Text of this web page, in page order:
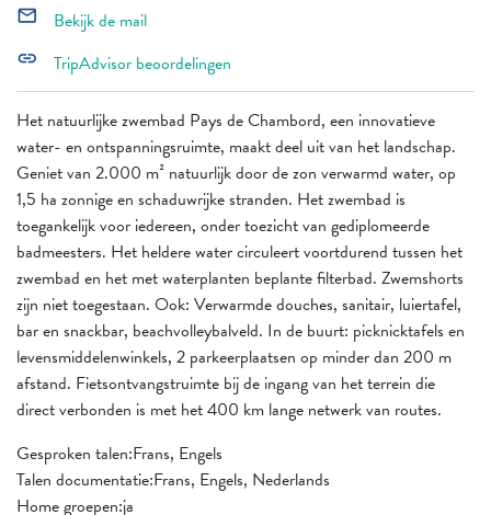
Het natuurlijke zwembad Pays de Chambord, een innovatieve
water- en ontspanningsruimte, maakt deel uit van het landschap.
Geniet van 2.000 m² natuurlijk door de zon verwarmd water, op
1,5 ha zonnige en schaduwrijke stranden. Het zwembad is
toegankelijk voor iedereen, onder toezicht van gediplomeerde
badmeesters. Het heldere water circuleert voortdurend tussen het
zwembad en het met waterplanten beplante filterbad. Zwemshorts
zijn niet toegestaan. Ook: Verwarmde douches, sanitair, luiertafel,
bar en snackbar, beachvolleybalveld. In de buurt: picknicktafels en
levensmiddelenwinkels, 2 parkeerplaatsen op minder dan 200 m
afstand. Fietsontvangstruimte bij de ingang van het terrein die
direct verbonden is met het 400 km lange netwerk van routes.
Gesproken talen:Frans, Engels
Talen documentatie:Frans, Engels, Nederlands
Home groepen:ja
mail_outline Bekijk de mail
link TripAdvisor beoordelingen